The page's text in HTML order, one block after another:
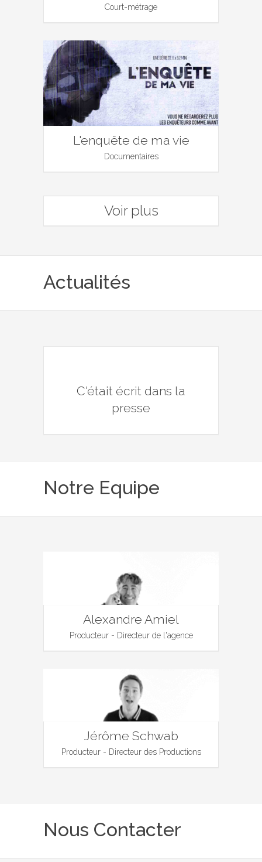
Court-métrage
L'enquête de ma vie
Documentaires
Voir plus
Actualités
C'était écrit dans la
presse
Notre Equipe
Alexandre Amiel
Producteur - Directeur de l'agence
Jérôme Schwab
Producteur - Directeur des Productions
Nous Contacter